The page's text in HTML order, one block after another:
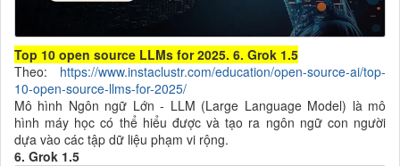
Top 10 open source LLMs for 2025. 6. Grok 1.5
Theo: https://www.instaclustr.com/education/open-source-ai/top-
10-open-source-llms-for-2025/
Mô hình Ngôn ngữ Lớn - LLM (Large Language Model) là mô
hình máy học có thể hiểu được và tạo ra ngôn ngữ con người
dựa vào các tập dữ liệu phạm vi rộng.
6. Grok 1.5